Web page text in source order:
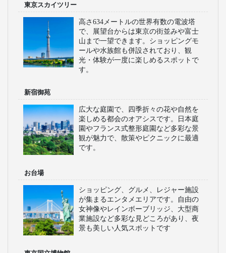
東京スカイツリー
高さ634メートルの世界有数の電波塔
で、展望台からは東京の街並みや富士
山まで一望できます。ショッピングモ
ールや水族館も併設されており、観
光・体験が一度に楽しめるスポットで
す。
新宿御苑
広大な庭園で、四季折々の花や自然を
楽しめる都会のオアシスです。日本庭
園やフランス式整形庭園など多彩な景
観が魅力で、散策やピクニックに最適
です。
お台場
ショッピング、グルメ、レジャー施設
が集まるエンタメエリアです。自由の
女神像やレインボーブリッジ、大型商
業施設など多彩な見どころがあり、夜
景も美しい人気スポットです